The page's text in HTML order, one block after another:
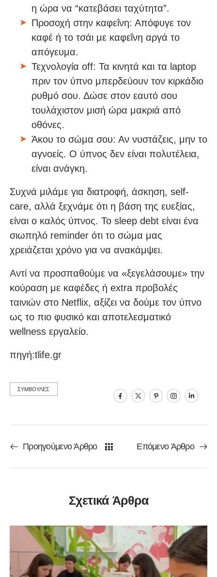
η ώρα να “κατεβάσει ταχύτητα”.
Προσοχή στην καφεΐνη: Απόφυγε τον
καφέ ή το τσάι με καφεΐνη αργά το
απόγευμα.
Τεχνολογία off: Τα κινητά και τα laptop
πριν τον ύπνο μπερδεύουν τον κιρκάδιο
ρυθμό σου. Δώσε στον εαυτό σου
τουλάχιστον μισή ώρα μακριά από
οθόνες.
Άκου το σώμα σου: Αν νυστάζεις, μην το
αγνοείς. Ο ύπνος δεν είναι πολυτέλεια,
είναι ανάγκη.
Συχνά μιλάμε για διατροφή, άσκηση, self-
care, αλλά ξεχνάμε ότι η βάση της ευεξίας,
είναι ο καλός ύπνος. Το sleep debt είναι ένα
σιωπηλό reminder ότι το σώμα μας
χρειάζεται χρόνο για να ανακάμψει.
Αντί να προσπαθούμε να «ξεγελάσουμε» την
κούραση με καφέδες ή extra προβολές
ταινιών στο Netflix, αξίζει να δούμε τον ύπνο
ως το πιο φυσικό και αποτελεσματικό
wellness εργαλείο.
πηγή:tlife.gr
ΣΥΜΒΟΥΛΕΣ
Προηγούμενο Άρθρο Επόμενο Άρθρο
Σχετικά Άρθρα